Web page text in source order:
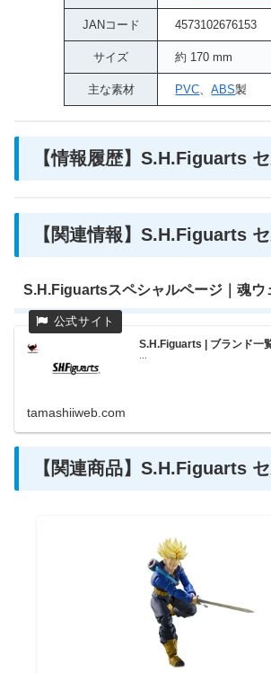
JANコード 4573102676153
サイズ 約 170 mm
主な素材 PVC 、ABS製
【情報履歴】S.H.Figuarts
【関連情報】S.H.Figuarts
S.H.Figuartsスペシャルページ｜魂ウ
S.H.Figuarts | ブランド一
tamashiiweb.com
【関連商品】S.H.Figuarts